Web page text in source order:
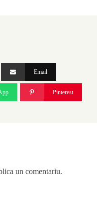
Email
Pinterest
un comentariu.